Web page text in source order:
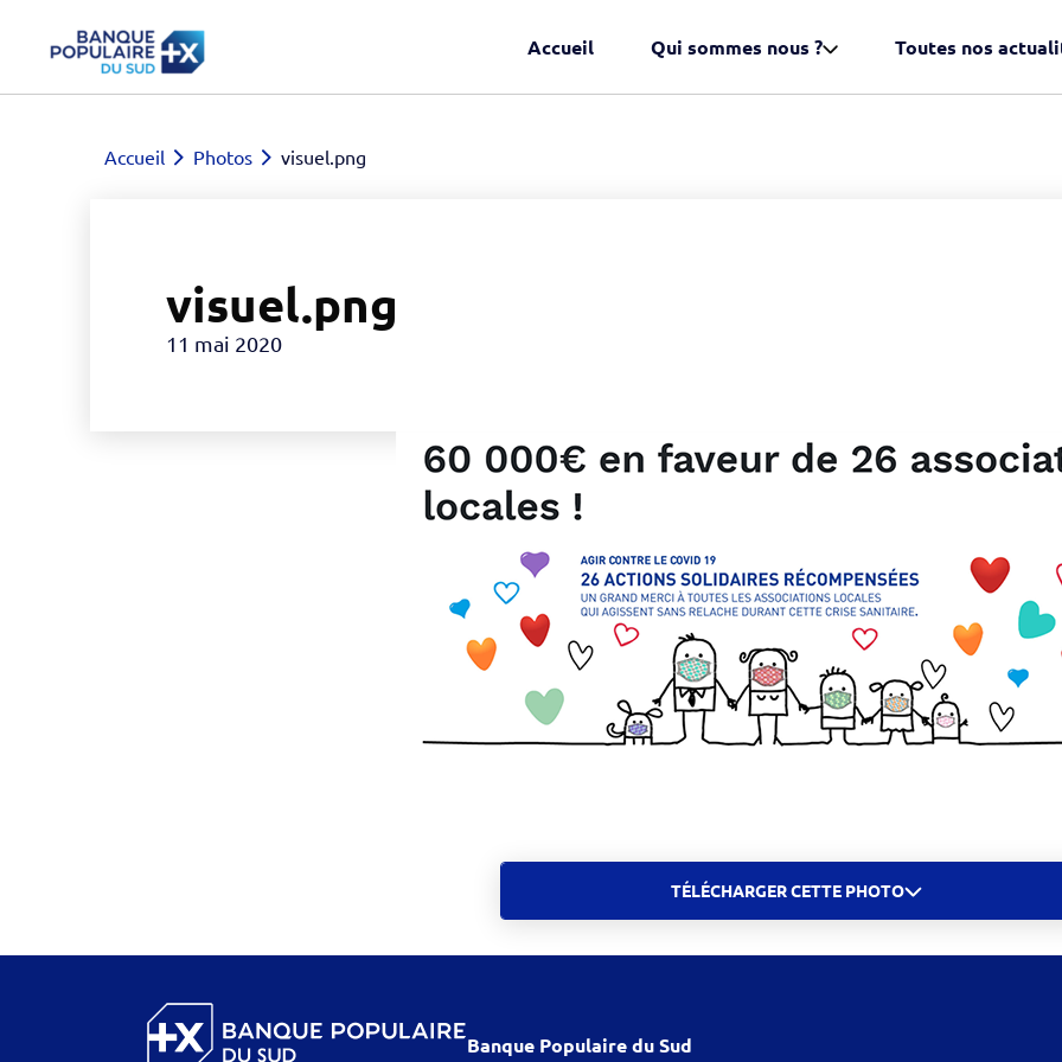
Accueil Qui sommes nous ? Toutes nos
Accueil Photos visuel.png
visuel.png
11 mai 2020
TÉLÉCHARGER CETTE PHOTO
Banque Populaire du Sud